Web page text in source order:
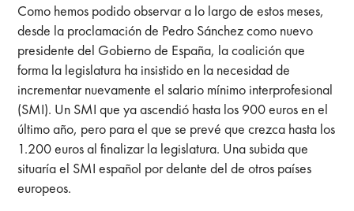
Como hemos podido observar a lo largo de estos meses,
desde la proclamación de Pedro Sánchez como nuevo
presidente del Gobierno de España, la coalición que
forma la legislatura ha insistido en la necesidad de
incrementar nuevamente el salario mínimo interprofesional
(SMI). Un SMI que ya ascendió hasta los 900 euros en el
último año, pero para el que se prevé que crezca hasta los
1.200 euros al finalizar la legislatura. Una subida que
situaría el SMI español por delante del de otros países
europeos.